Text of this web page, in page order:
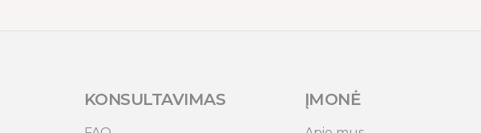
KONSULTAVIMAS ĮMONĖ